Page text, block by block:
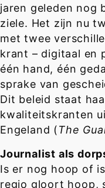
jaren geleden nog
ziele. Het zijn nu
met twee
krant – digitaal en
één hand, één
sprake van
Dit beleid staat
kwaliteitskranten
Engeland (The
Journalist als
Is er nog hoop of
regio gloort hoop,